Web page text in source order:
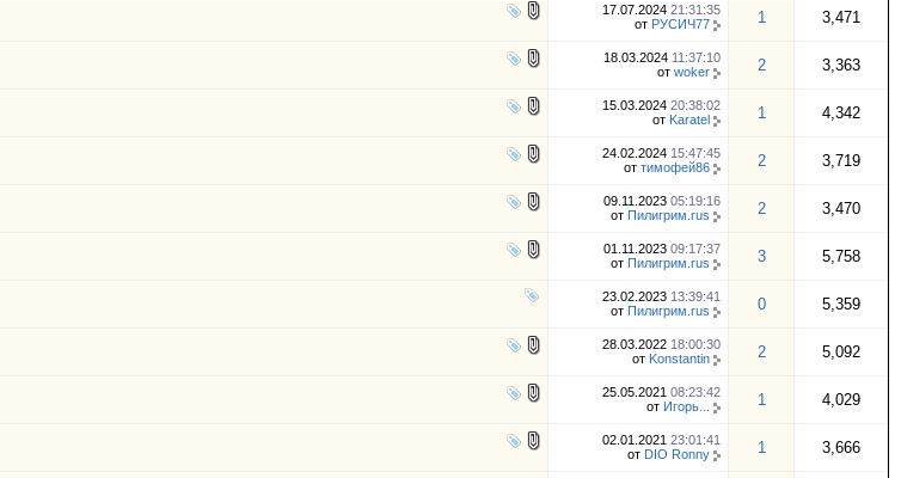
17.07.2024 21:31:35
от РУСИЧ77 1 3,471
18.03.2024 11:37:10
от woker 2 3,363
15.03.2024 20:38:02
от Karatel 1 4,342
24.02.2024 15:47:45
от тимофей86 2 3,719
09.11.2023 05:19:16
от Пилигрим.rus 2 3,470
01.11.2023 09:17:37
от Пилигрим.rus 3 5,758
23.02.2023 13:39:41
от Пилигрим.rus 0 5,359
28.03.2022 18:00:30
от Konstantin 2 5,092
25.05.2021 08:23:42
от Игорь... 1 4,029
02.01.2021 23:01:41
от DIO Ronny 1 3,666